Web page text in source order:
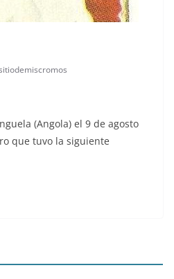
(Angola) el 9 de agosto
que tuvo la siguiente